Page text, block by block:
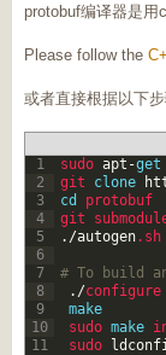
protobuf编译器是
Please follow the
或者直接根据以下步
1
2
3
4
5
6
7
8
9
10
11
sudo apt -get
git clone
cd
protobuf
git
. /autogen.sh
# To build
. /configure
make
sudo make
sudo